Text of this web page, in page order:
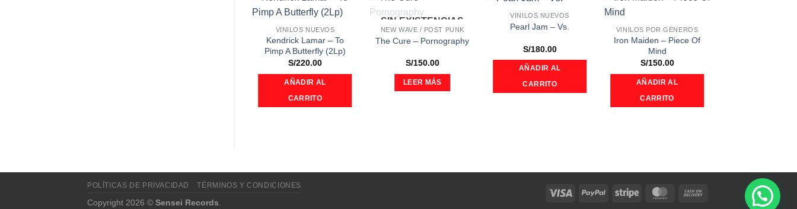
a la
lista de
deseos
VINILOS NUEVOS
Kendrick Lamar ‎– To
Pimp A Butterfly (2Lp)
S/220.00
AÑADIR AL
CARRITO
a la
lista de
deseos
SIN EXISTENCIAS
NEW WAVE / POST PUNK
The Cure ‎– Pornography
S/150.00
LEER MÁS
Añadir
a la
VINILOS NUEVOS
Pearl Jam ‎– Vs.
S/180.00
AÑADIR AL
CARRITO
a la
lista de
VINILOS POR GÉNEROS
Iron Maiden ‎– Piece Of
Mind
S/150.00
AÑADIR AL
CARRITO
POLÍTICAS DE PRIVACIDAD TÉRMINOS Y CONDICIONES
Copyright 2026 © Sensei Records